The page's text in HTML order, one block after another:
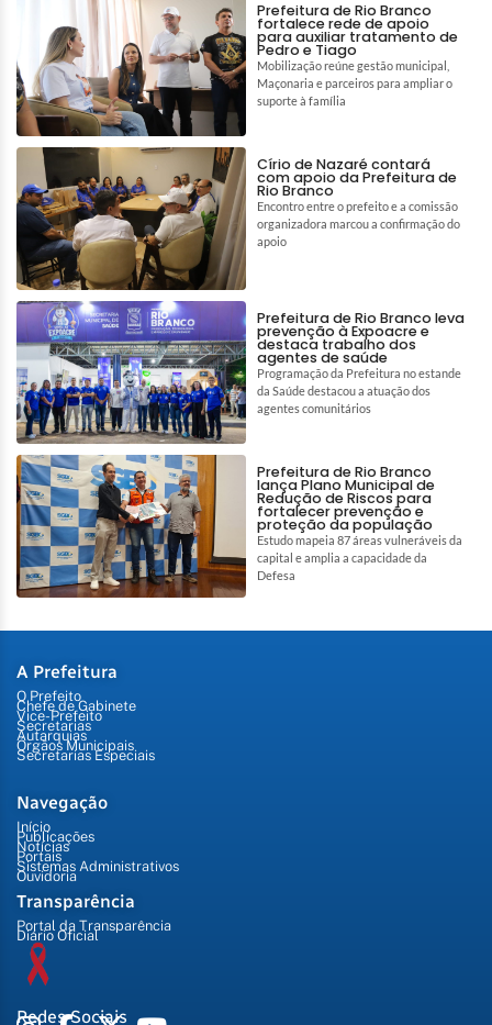
Prefeitura de Rio Branco
fortalece rede de apoio
para auxiliar tratamento de
Pedro e Tiago
Mobilização reúne gestão municipal,
Maçonaria e parceiros para ampliar o
suporte à família
Círio de Nazaré contará
com apoio da Prefeitura de
Rio Branco
Encontro entre o prefeito e a comissão
organizadora marcou a confirmação do
apoio
Prefeitura de Rio Branco leva
prevenção à Expoacre e
destaca trabalho dos
agentes de saúde
Programação da Prefeitura no estande
da Saúde destacou a atuação dos
agentes comunitários
Prefeitura de Rio Branco
lança Plano Municipal de
Redução de Riscos para
fortalecer prevenção e
proteção da população
Estudo mapeia 87 áreas vulneráveis da
capital e amplia a capacidade da
Defesa
A Prefeitura
O Prefeito
Chefe de Gabinete
Vice-Prefeito
Secretarias
Autarquias
Órgãos Municipais
Secretarias Especiais
Navegação
Início
Publicações
Notícias
Portais
Sistemas Administrativos
Ouvidoria
Transparência
Portal da Transparência
Diário Oficial
Redes Sociais